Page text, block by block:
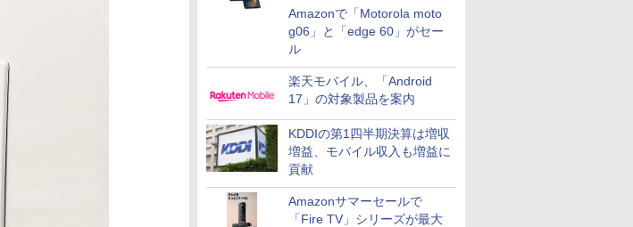
Amazonで「Motorola moto
g06」と「edge 60」がセー
ル
楽天モバイル、「Android
17」の対象製品を案内
KDDIの第1四半期決算は増収
増益、モバイル収入も増益に
貢献
Amazonサマーセールで
「Fire TV」シリーズが最大